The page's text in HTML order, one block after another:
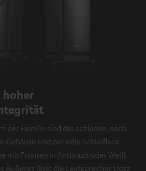
hoher
der Familie sind das schlanke, nach
Gehäuse und der edle Schleiﬂack
mit Fronten in Anthrazit oder Weiß.
Äußeres lässt die Lautsprecher trotz